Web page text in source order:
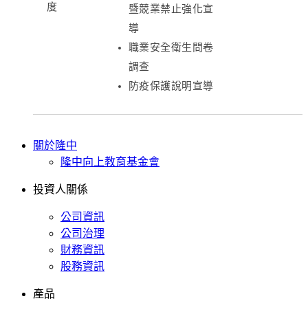
度
暨競業禁止強化宣
導
職業安全衛生問卷
調查
防疫保護說明宣導
關於隆中
隆中向上教育基金會
投資人關係
公司資訊
公司治理
財務資訊
股務資訊
產品